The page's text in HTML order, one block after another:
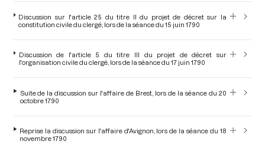
Discussion sur l'article 25 du titre II du projet de décret sur la
constitution civile du clergé, lors de la séance du 15 juin 1790
Discussion de l'article 5 du titre III du projet de décret sur
l'organisation civile du clergé, lors de la séance du 17 juin 1790
Suite de la discussion sur l'affaire de Brest, lors de la séance du 20
octobre 1790
Reprise la discussion sur l'affaire d'Avignon, lors de la séance du 18
novembre 1790